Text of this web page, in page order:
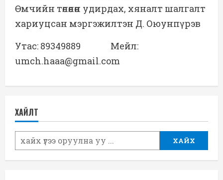
Өмчийн төлөөлөн удирдах, хяналт шалгалт
хариуцсан мэргэжилтэн Д. Оюунпүрэв
Утас: 89349889 Мейл:
umch.haaa@gmail.com
ХАЙЛТ
ХАЙХ